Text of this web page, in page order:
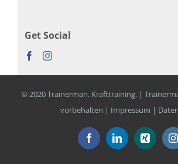
Get Social
© 2020 Trainerman. Krafttraining. |
vorbehalten | Impressum |
FacebookLinkedInXing